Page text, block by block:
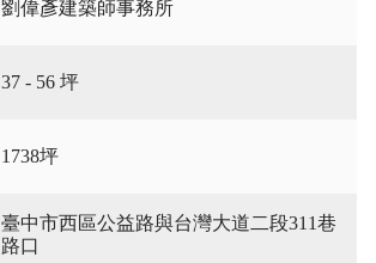
劉偉彥建築師事務所
37 - 56 坪
1738坪
臺中市西區公益路與台灣大道二段311巷
路口